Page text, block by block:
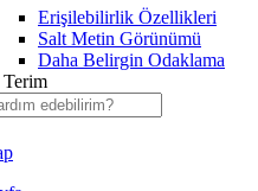
Erişilebilirlik Özellikleri
Salt Metin Görünümü
Daha Belirgin Odaklama